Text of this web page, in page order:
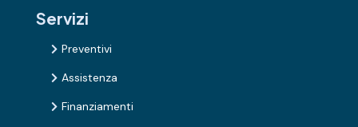
Servizi
 Preventivi
 Assistenza
 Finanziamenti